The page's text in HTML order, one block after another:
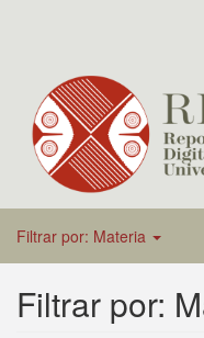
Filtrar por: Materia
Filtrar por: